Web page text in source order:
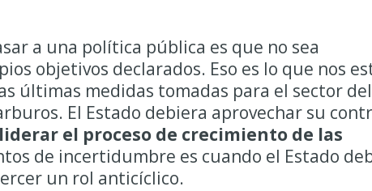
a una política pública es que no sea
objetivos declarados. Eso es lo que nos
últimas medidas tomadas para el sector del
El Estado debiera aprovechar su
liderar el proceso de crecimiento de las
de incertidumbre es cuando el Estado
un rol anticíclico.